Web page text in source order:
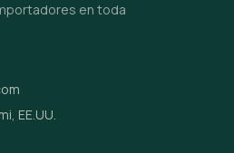
en toda
EE.UU.